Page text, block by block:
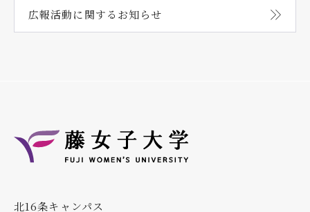
広報活動に関する お知らせ
北16条キャンパス